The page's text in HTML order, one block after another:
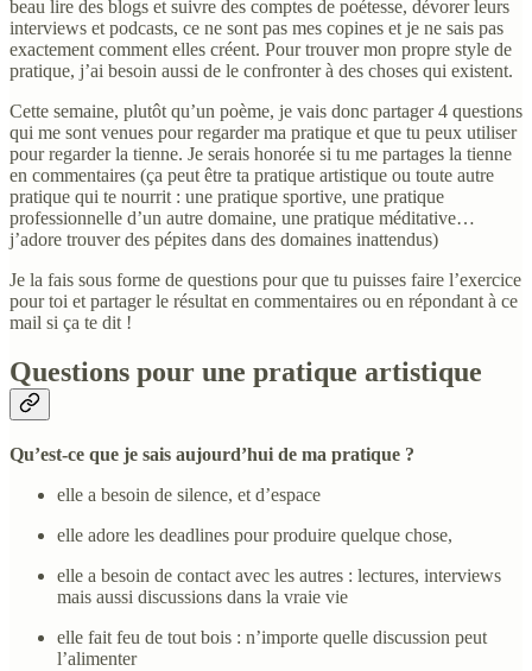
beau lire des blogs et suivre des comptes de poétesse, dévorer leurs
interviews et podcasts, ce ne sont pas mes copines et je ne sais pas
exactement comment elles créent. Pour trouver mon propre style de
pratique, j’ai besoin aussi de le confronter à des choses qui existent.
Cette semaine, plutôt qu’un poème, je vais donc partager 4 questions
qui me sont venues pour regarder ma pratique et que tu peux utiliser
pour regarder la tienne. Je serais honorée si tu me partages la tienne
en commentaires (ça peut être ta pratique artistique ou toute autre
pratique qui te nourrit : une pratique sportive, une pratique
professionnelle d’un autre domaine, une pratique méditative…
j’adore trouver des pépites dans des domaines inattendus)
Je la fais sous forme de questions pour que tu puisses faire l’exercice
pour toi et partager le résultat en commentaires ou en répondant à ce
mail si ça te dit !
Questions pour une pratique artistique
Qu’est-ce que je sais aujourd’hui de ma pratique ?
elle a besoin de silence, et d’espace
elle adore les deadlines pour produire quelque chose,
elle a besoin de contact avec les autres : lectures, interviews
mais aussi discussions dans la vraie vie
elle fait feu de tout bois : n’importe quelle discussion peut
l’alimenter